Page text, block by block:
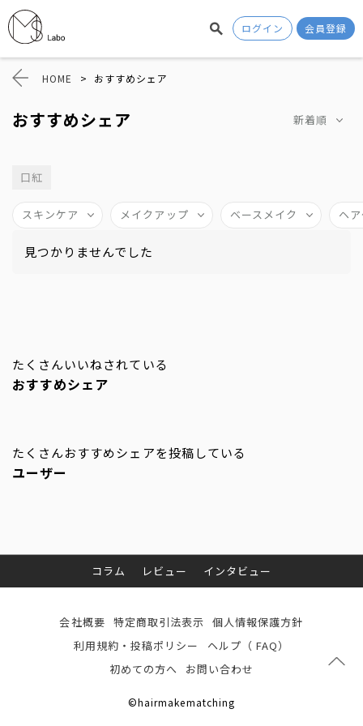
ログイン 会員登録
HOME > おすすめシェア
おすすめシェア 新着順
口紅
スキンケア メイクアップ ベースメイク ヘ
見つかりませんでした
たくさんいいねされている
おすすめシェア
たくさんおすすめシェアを投稿している
ユーザー
コラム レビュー インタビュー
会社概要 特定商取引法表示 個人情報保護方針
利用規約・投稿ポリシー
ヘルプ（ FAQ）
初めての方へ
お問い合わせ
©hairmakematching